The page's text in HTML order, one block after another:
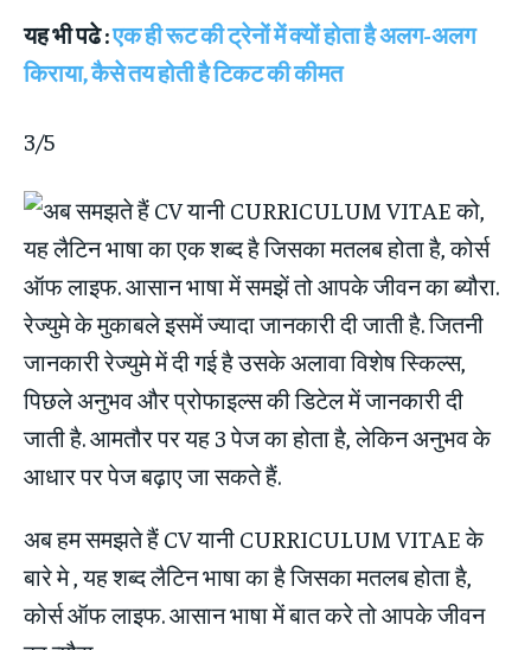
यह भी पढे :एक ही रूट की ट्रेनों में क्यों होता है अलग-अलग
किराया, कैसे तय होती है टिकट की कीमत
3/5
अब हम समझते हैं CV यानी CURRICULUM VITAE के
बारे मे , यह शब्द लैटिन भाषा का है जिसका मतलब होता है,
कोर्स ऑफ लाइफ. आसान भाषा में बात करे तो आपके जीवन